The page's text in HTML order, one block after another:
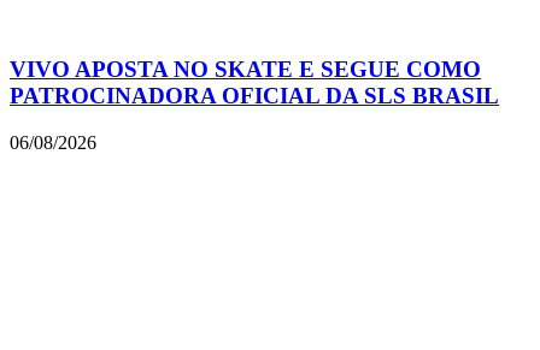
VIVO APOSTA NO SKATE E SEGUE COMO
PATROCINADORA OFICIAL DA SLS BRASIL
06/08/2026